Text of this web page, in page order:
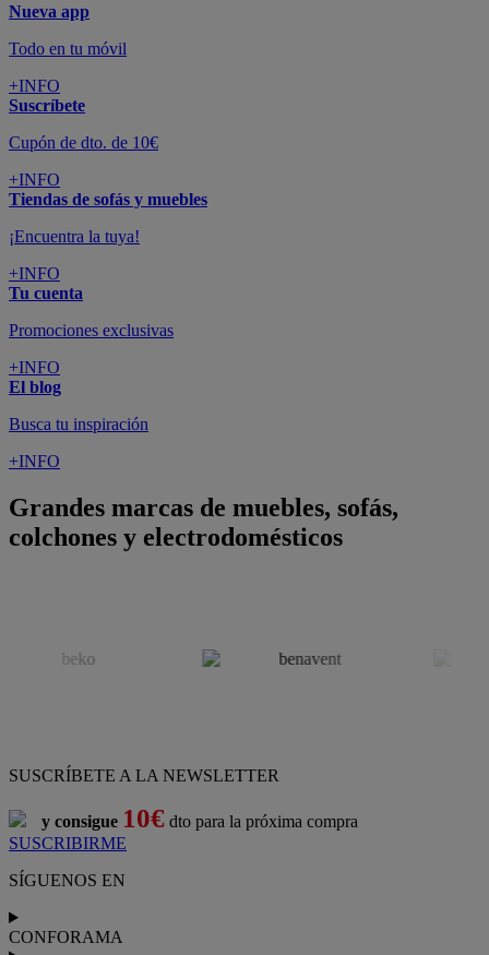
Nueva app
Todo en tu móvil
+INFO
Suscríbete
Cupón de dto. de 10€
+INFO
Tiendas de sofás y muebles
¡Encuentra la tuya!
+INFO
Tu cuenta
Promociones exclusivas
+INFO
El blog
Busca tu inspiración
+INFO
Grandes marcas de muebles, sofás,
colchones y electrodomésticos
SUSCRÍBETE A LA NEWSLETTER
y consigue 10€ dto para la próxima compra
SUSCRIBIRME
SÍGUENOS EN
CONFORAMA